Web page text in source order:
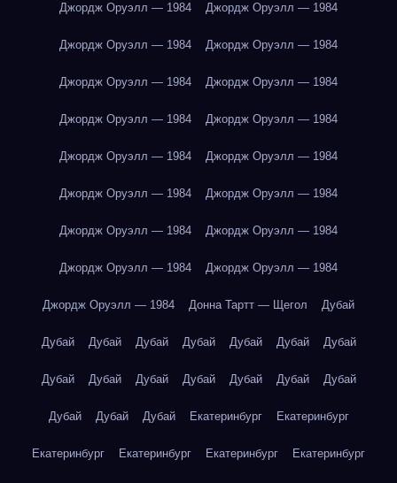
Джордж Оруэлл — 1984 Джордж Оруэлл — 1984
Джордж Оруэлл — 1984 Джордж Оруэлл — 1984
Джордж Оруэлл — 1984 Джордж Оруэлл — 1984
Джордж Оруэлл — 1984 Джордж Оруэлл — 1984
Джордж Оруэлл — 1984 Джордж Оруэлл — 1984
Джордж Оруэлл — 1984 Джордж Оруэлл — 1984
Джордж Оруэлл — 1984 Джордж Оруэлл — 1984
Джордж Оруэлл — 1984 Джордж Оруэлл — 1984
Джордж Оруэлл — 1984 Донна Тартт — Щегол Дубай
Дубай Дубай Дубай Дубай Дубай Дубай Дубай
Дубай Дубай Дубай Дубай Дубай Дубай Дубай
Дубай Дубай Дубай Екатеринбург Екатеринбург
Екатеринбург Екатеринбург Екатеринбург Екатеринбург